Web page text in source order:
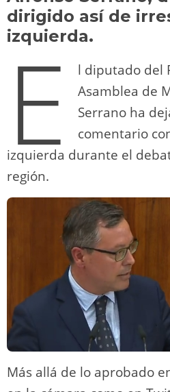
o
n
m p o
k
dirigido así de
izquierda.
E
l diputado del
Asamblea de
Serrano ha
comentario
izquierda durante el
región.
Más allá de lo aprobado